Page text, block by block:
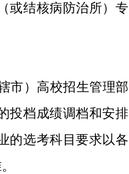
或结核病防治所）专
市）高校招生管理部
投档成绩调档和安排
的选考科目要求以各